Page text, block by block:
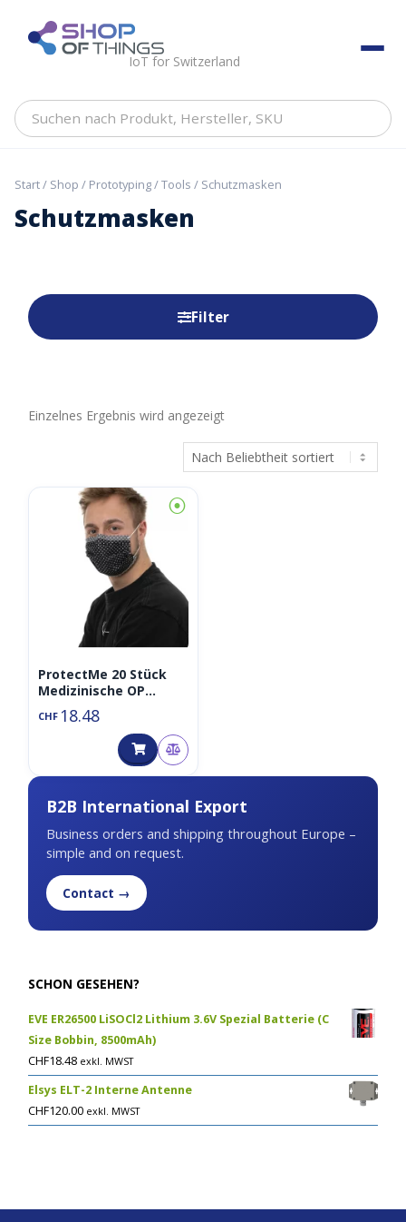
content ShopOfThings
IoT for Switzerland
Suchen
Hersteller,
Start/ Shop / Prototyping/Tools / Schutzmasken
Schutzmasken
Filter
B2B International Export
Business orders and shipping throughout Europe –
simple and on request.
Contact →
SCHON GESEHEN?
EVE ER26500 LiSOCl2 Lithium 3.6V Spezial Batterie (C
Size Bobbin, 8500mAh)
CHF18.48 exkl. MWST
Elsys ELT-2 Interne Antenne
CHF120.00 exkl. MWST
Einzelnes Ergebnis wird angezeigt
⦿
ProtectMe 20 Stück
Medizinische OP
Einweg
Mundschutzmaske
Muster/Bild/Grafik,
Typ 2/II, EN14683)
CHF 18.48